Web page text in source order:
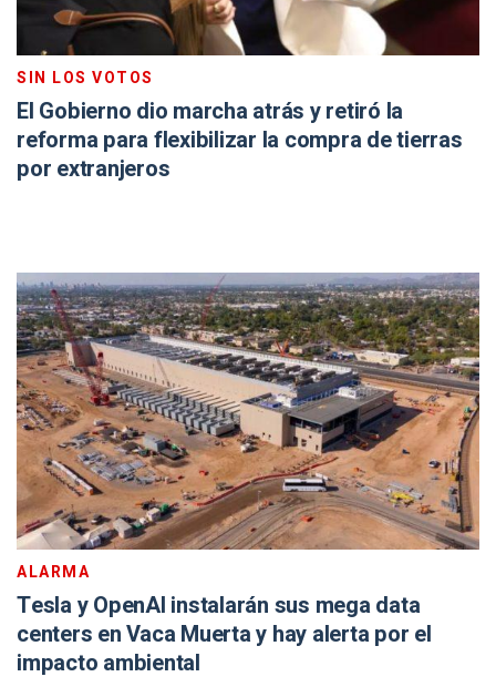
SIN LOS VOTOS
El Gobierno dio marcha atrás y retiró la
reforma para flexibilizar la compra de tierras
por extranjeros
ALARMA
Tesla y OpenAI instalarán sus mega data
centers en Vaca Muerta y hay alerta por el
impacto ambiental